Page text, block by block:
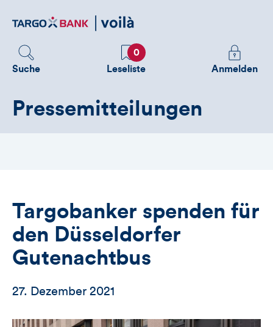
zum
Suche
Favoriten
0
Leseliste
Melden
Sie
Anmelden
Pressemitteilungen
Targobanker spenden für
den Düsseldorfer
Gutenachtbus
27. Dezember 2021